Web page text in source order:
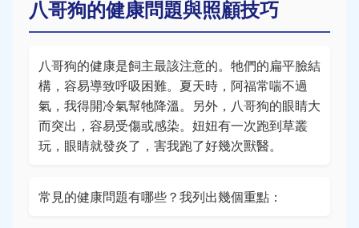
八哥狗的健康問題與照顧技巧
八哥狗的健康是飼主最該注意的。牠們的扁平臉結
構，容易導致呼吸困難。夏天時，阿福常喘不過
氣，我得開冷氣幫牠降溫。另外，八哥狗的眼睛大
而突出，容易受傷或感染。妞妞有一次跑到草叢
玩，眼睛就發炎了，害我跑了好幾次獸醫。
常見的健康問題有哪些？我列出幾個重點：